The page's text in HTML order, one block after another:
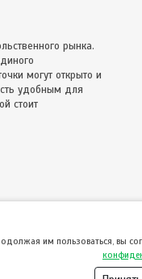
рынка.
могут открыто и
удобным для
стоит
им пользоваться, вы